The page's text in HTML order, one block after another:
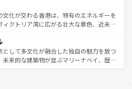
インミー、ベトナムコーヒーなどは、ぜ
たい。どの地域を訪れてもあたたかい人々
てくれるので、きっと忘れられない旅にな
いる。北部ではチェンマイなどの山岳地
合い、南部ではプーケットやクラビの美し
ート気分を楽しむことができる。タイ料理
一年中温暖で、どの季節にも異なる楽しみ
親しみやすいタイの人々、仏教を中心とし
多様な観光資源が、訪れる旅人を魅了し続
文化が交わる香港は、特有のエネルギーを
ィクトリア湾に広がる壮大な景色、近未来
も感動するはず。観光スポットが密集し
く見どころを回れるのも魅力。息をのむよ
化的な体験まで、香港を存分に楽しみ尽く
として多文化が融合した独自の魅力を放つ
未来的な建築物が並ぶマリーナベイ、歴史